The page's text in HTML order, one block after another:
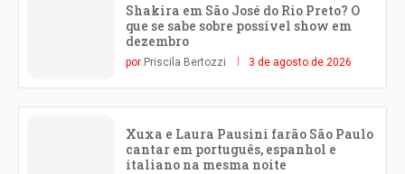
Shakira em São José do Rio Preto? O
que se sabe sobre possível show em
dezembro
por Priscila Bertozzi 3 de agosto de 2026
Xuxa e Laura Pausini farão São Paulo
cantar em português, espanhol e
italiano na mesma noite